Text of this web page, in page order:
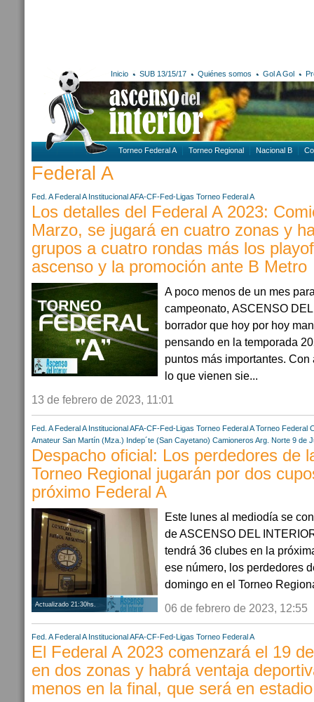
Inicio SUB 13/15/17 Quiénes somos Gol A Gol
Torneo Federal A Torneo Regional Nacional B
Federal A
Fed. A Federal A Institucional AFA-CF-Fed-Ligas Torneo Federal A
Los detalles del Federal A 2023:
Marzo, se jugará en cuatro zonas y
grupos a cuatro rondas más los
ascenso y la promoción ante B Metro
A poco menos de un mes
campeonato, ASCENSO
borrador que hoy por hoy
pensando en la temporada
puntos más importantes.
lo que vienen sie...
13 de febrero de 2023, 11:01
Fed. A Federal A Institucional AFA-CF-Fed-Ligas Torneo Federal A Torneo Federal
Amateur San Martín (Mza.) Indep´te (San Cayetano) Camioneros Arg. Norte 9 de
Despacho oficial: Los perdedores de
Torneo Regional jugarán por dos
próximo Federal A
Actualizado 21:30hs.
Este lunes al mediodía se
de ASCENSO DEL
tendrá 36 clubes en la
ese número, los perdedores
domingo en el Torneo
06 de febrero de 2023, 12:55
Fed. A Federal A Institucional AFA-CF-Fed-Ligas Torneo Federal A
El Federal A 2023 comenzará el 19
en dos zonas y habrá ventaja
menos en la final, que será en